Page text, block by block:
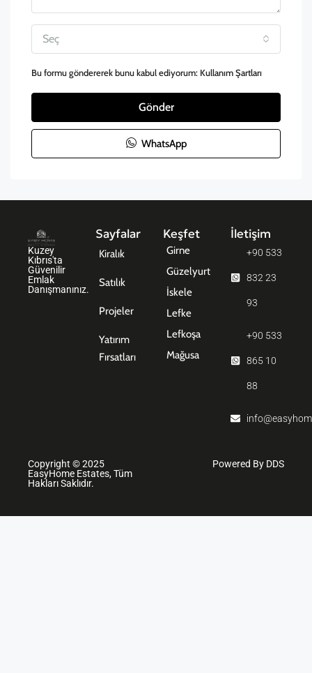
Seç
Bu formu göndererek bunu kabul ediyorum: Kullanım Şartları
Gönder
WhatsApp
Kuzey
Kıbrıs'ta
Güvenilir
Emlak
Danışmanınız.
Sayfalar
Kiralık
Satılık
Projeler
Yatırım
Fırsatları
Keşfet
Girne
Güzelyurt
İskele
Lefke
Lefkoşa
Mağusa
İletişim
+90 533
832 23
93
+90 533
865 10
88
Copyright © 2025
EasyHome Estates, Tüm
Hakları Saklıdır.
Powered By DDS